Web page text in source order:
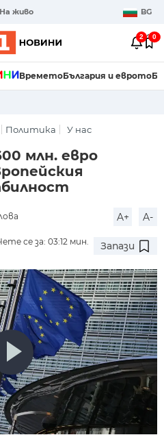
На живо BG
2 0
ВреметоБългария и еврото
Политика У нас
млн. евро
A+ A-
се за: 03:12 мин.
Запази